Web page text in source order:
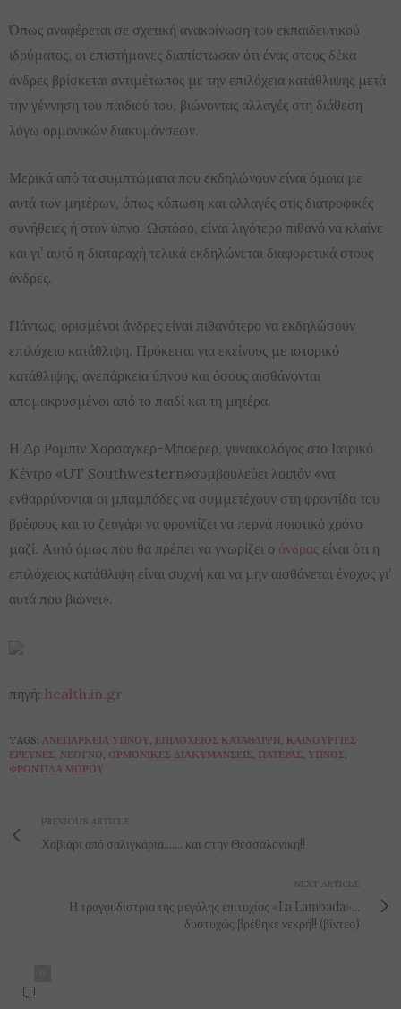
Όπως αναφέρεται σε σχετική ανακοίνωση του εκπαιδευτικού
ιδρύματος, οι επιστήμονες διαπίστωσαν ότι ένας στους δέκα
άνδρες βρίσκεται αντιμέτωπος με την επιλόχεια κατάθλιψης μετά
την γέννηση του παιδιού του, βιώνοντας αλλαγές στη διάθεση
λόγω ορμονικών διακυμάνσεων.
Μερικά από τα συμπτώματα που εκδηλώνουν είναι όμοια με
αυτά των μητέρων, όπως κόπωση και αλλαγές στις διατροφικές
συνήθειες ή στον ύπνο. Ωστόσο, είναι λιγότερο πιθανό να κλαίνε
και γι’ αυτό η διαταραχή τελικά εκδηλώνεται διαφορετικά στους
άνδρες.
Πάντως, ορισμένοι άνδρες είναι πιθανότερο να εκδηλώσουν
επιλόχειο κατάθλιψη. Πρόκειται για εκείνους με ιστορικό
κατάθλιψης, ανεπάρκεια ύπνου και όσους αισθάνονται
απομακρυσμένοι από το παιδί και τη μητέρα.
Η Δρ Ρομπιν Χορσαγκερ-Μποερερ, γυναικολόγος στο Ιατρικό
Κέντρο «UT Southwestern»συμβουλεύει λοιπόν «να
ενθαρρύνονται οι μπαμπάδες να συμμετέχουν στη φροντίδα του
βρέφους και το ζευγάρι να φροντίζει να περνά ποιοτικό χρόνο
μαζί. Αυτό όμως που θα πρέπει να γνωρίζει ο άνδρας είναι ότι η
επιλόχειος κατάθλιψη είναι συχνή και να μην αισθάνεται ένοχος γι’
αυτά που βιώνει».
πηγή: health.in.gr
TAGS: ΑΝΕΠΆΡΚΕΙΑ ΎΠΝΟΥ, ΕΠΙΛΌΧΕΙΟΣ ΚΑΤΆΘΛΙΨΗ, ΚΑΙΝΟΎΡΓΙΕΣ
ΈΡΕΥΝΕΣ, ΝΕΟΓΝΌ, ΟΡΜΟΝΙΚΈΣ ΔΙΑΚΥΜΆΝΣΕΙΣ, ΠΑΤΈΡΑΣ, ΎΠΝΟΣ,
ΦΡΟΝΤΊΔΑ ΜΩΡΟΎ
PREVIOUS ARTICLE
Χαβιάρι από σαλιγκάρια....... και στην Θεσσαλονίκη!!
NEXT ARTICLE
Η τραγουδίστρια της μεγάλης επιτυχίας «La Lambada»...
δυστυχώς βρέθηκε νεκρή!! (βίντεο)